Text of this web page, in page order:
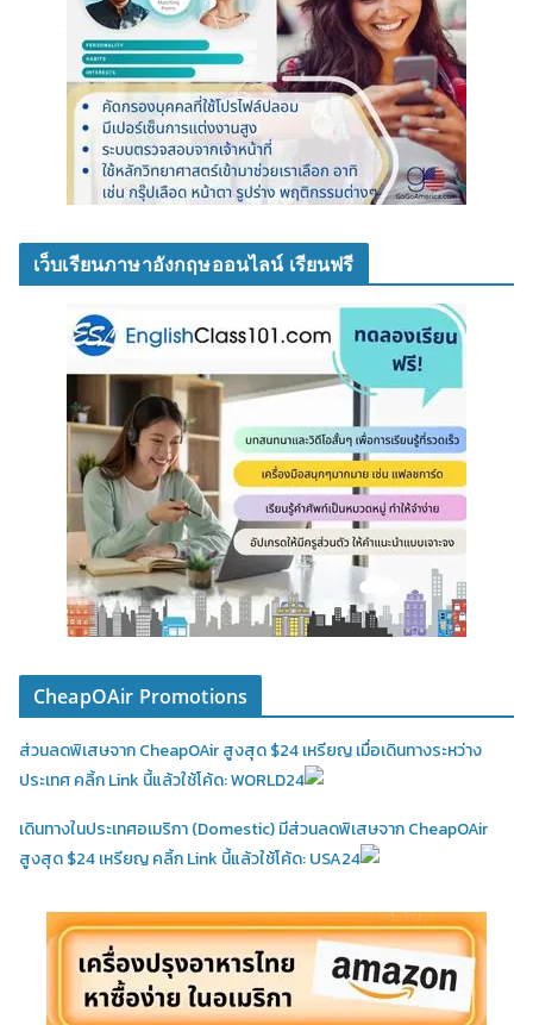
เว็บเรียนภาษาอังกฤษออนไลน์ เรียนฟรี
CheapOAir Promotions
ส่วนลดพิเสษจาก CheapOAir สูงสุด $24 เหรียญ เมื่อเดินทางระหว่าง
ประเทศ คลิ้ก Link นี้แล้วใช้โค้ด: WORLD24
เดินทางในประเทศอเมริกา (Domestic)มีส่วนลดพิเสษจาก CheapOAir
สูงสุด $24 เหรียญ คลิ้ก Link นี้แล้วใช้โค้ด: USA24